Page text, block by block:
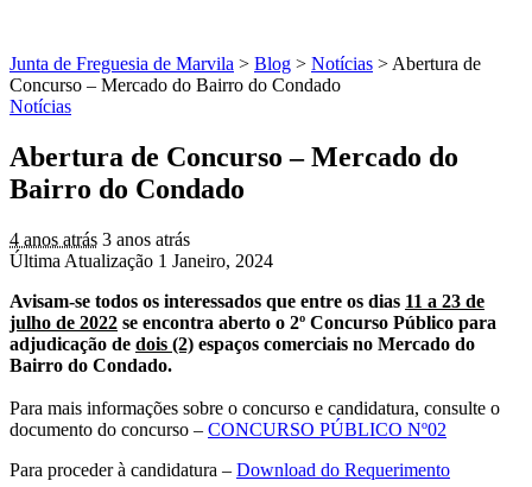
Junta de Freguesia de Marvila > Blog > Notícias > Abertura de
Concurso – Mercado do Bairro do Condado
Notícias
Abertura de Concurso – Mercado do
Bairro do Condado
4 anos atrás 3 anos atrás
Última Atualização 1 Janeiro, 2024
Avisam-se todos os interessados que entre os dias 11 a 23 de
julho de 2022 se encontra aberto o 2º Concurso Público para
adjudicação de dois (2) espaços comerciais no Mercado do
Bairro do Condado.
Para mais informações sobre o concurso e candidatura, consulte o
documento do concurso – CONCURSO PÚBLICO Nº02
Para proceder à candidatura – Download do Requerimento